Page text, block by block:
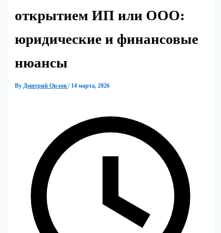
открытием ИП или ООО:
юридические и финансовые
нюансы
By Дмитрий Орлов/ 14 марта, 2026